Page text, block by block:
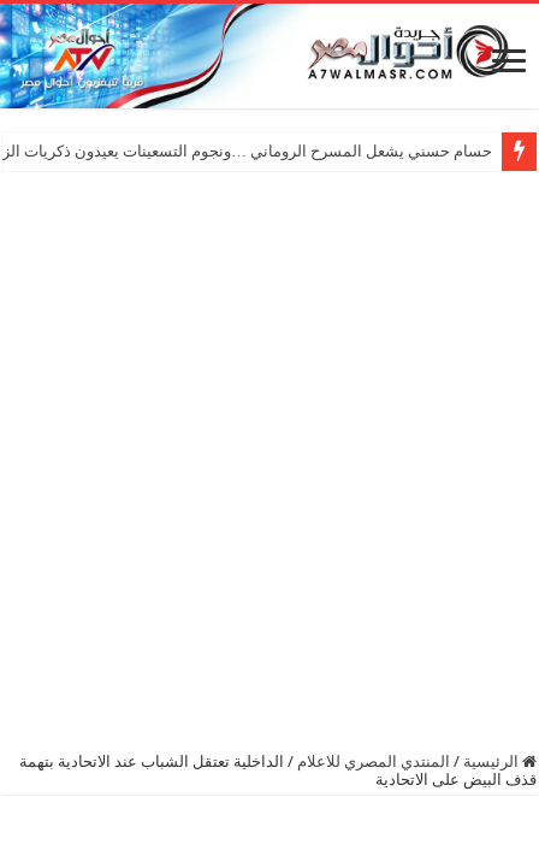
حسام حسني يشعل المسرح الروماني …ونجوم التسعينات يعيدون ذكريات
الرئيسية / المنتدي المصري للاعلام / الداخلية تعتقل الشباب عند الاتحادية بتهمة
قذف البيض على الاتحادية